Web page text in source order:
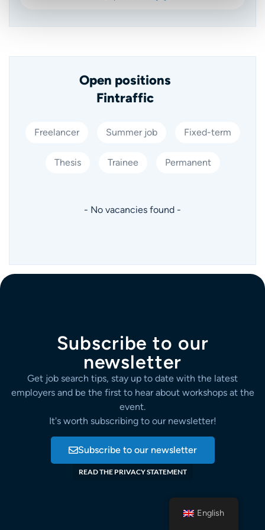
Open positions
Fintraffic
Freelancer Summer job Fixed-term
Thesis Trainee Permanent
- No vacancies found -
Subscribe to our
newsletter
Get job search tips, stay up to date with the latest
employers and be the first to hear about workshops at the
event.
It's worth subscribing to our newsletter!
Subscribe to our newsletter
READ THE PRIVACY STATEMENT
English